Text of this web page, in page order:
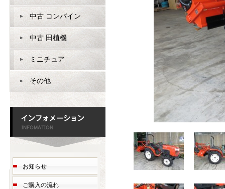
中古 コンバイン
中古 田植機
ミニチュア
その他
お知らせ
ご購入の流れ